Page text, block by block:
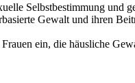
Selbstbestimmung und
Gewalt und ihren
ein, die häusliche